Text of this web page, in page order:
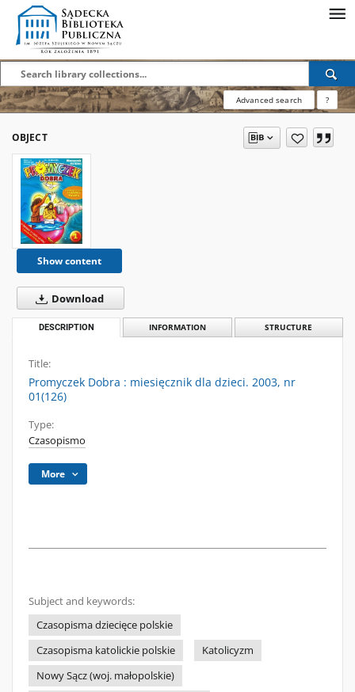
Advanced search ?
OBJECT
Show content
Download
DESCRIPTION INFORMATION STRUCTURE
Title:
Promyczek Dobra : miesięcznik dla dzieci. 2003, nr
01(126)
Type:
Czasopismo
More
Subject and keywords:
Czasopisma dziecięce polskie
Czasopisma katolickie polskie
Katolicyzm
Nowy Sącz (woj. małopolskie)